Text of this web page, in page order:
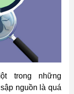
trong những
nguồn là quá